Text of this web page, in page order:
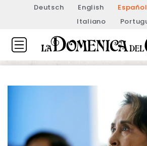
Deutsch English Español
Italiano